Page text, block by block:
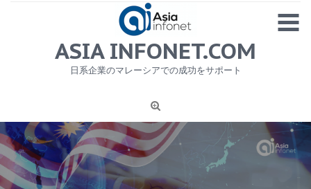
MENU
1
ニュース
労務サービス
プライバシーポリシー及び著作権について
ASIA INFONET.COM
日系企業のマレーシアでの成功をサポート